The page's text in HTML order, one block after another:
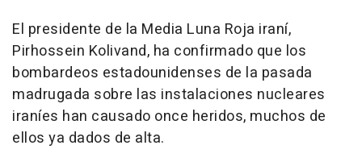
El presidente de la Media Luna Roja iraní,
Pirhossein Kolivand, ha confirmado que los
bombardeos estadounidenses de la pasada
madrugada sobre las instalaciones nucleares
iraníes han causado once heridos, muchos de
ellos ya dados de alta.